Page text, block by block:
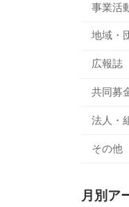
事業活
地域・
広報誌
共同募
法人・
その他
月別ア